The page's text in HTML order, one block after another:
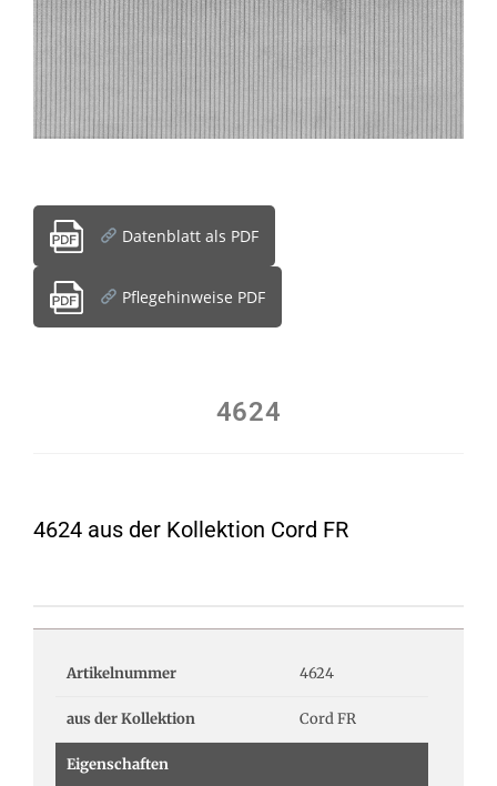
Datenblatt als PDF
Pflegehinweise PDF
4624
4624 aus der Kollektion Cord FR
Artikelnummer 4624
aus der Kollektion Cord FR
Eigenschaften